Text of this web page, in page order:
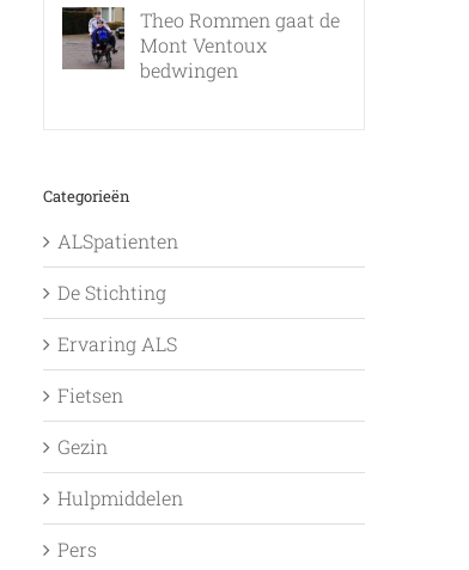
Theo Rommen gaat de
Mont Ventoux
bedwingen
Categorieën
ALSpatienten
De Stichting
Ervaring ALS
Fietsen
Gezin
Hulpmiddelen
Pers